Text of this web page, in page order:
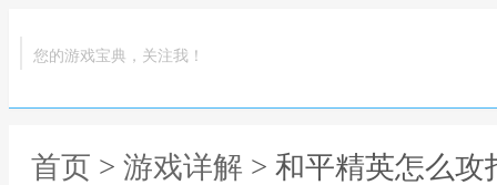
您的游戏宝典，关注我！
首页 > 游戏详解 > 和平精英怎么